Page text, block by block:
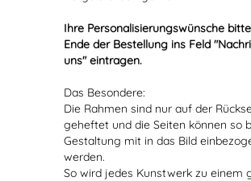
Ihre Personalisierungswünsche
Ende der Bestellung ins Feld
uns" eintragen.
Das Besondere:
Die Rahmen sind nur auf der
geheftet und die Seiten können so
Gestaltung mit in das Bild
werden.
So wird jedes Kunstwerk zu einem